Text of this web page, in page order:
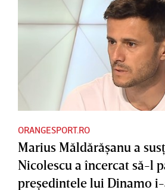
ORANGESPORT.RO
Marius Măldărăşanu a
Nicolescu a încercat să-l
preşedintele lui Dinamo